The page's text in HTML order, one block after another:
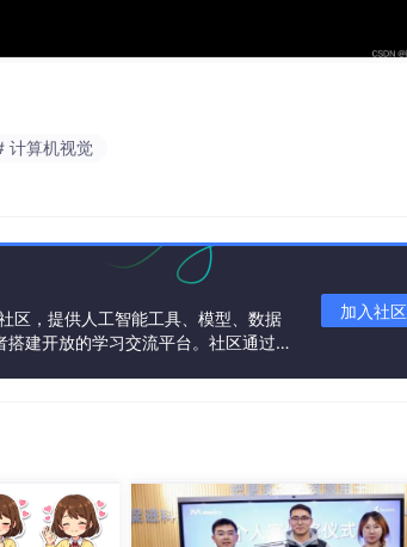
计算机视觉
区，提供人工智能工具、模型、数据
建开放的学习交流平台。社区通过理
加入社区